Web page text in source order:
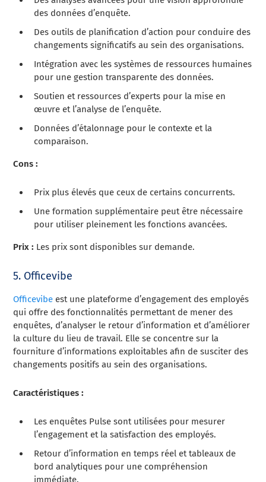
des données d’enquête.
Des outils de planification d’action pour conduire des
changements significatifs au sein des organisations.
Intégration avec les systèmes de ressources humaines
pour une gestion transparente des données.
Soutien et ressources d’experts pour la mise en
œuvre et l’analyse de l’enquête.
Données d’étalonnage pour le contexte et la
comparaison.
Cons :
Prix plus élevés que ceux de certains concurrents.
Une formation supplémentaire peut être nécessaire
pour utiliser pleinement les fonctions avancées.
Prix : Les prix sont disponibles sur demande.
5. Officevibe
Officevibe est une plateforme d’engagement des employés
qui offre des fonctionnalités permettant de mener des
enquêtes, d’analyser le retour d’information et d’améliorer
la culture du lieu de travail. Elle se concentre sur la
fourniture d’informations exploitables afin de susciter des
changements positifs au sein des organisations.
Caractéristiques :
Les enquêtes Pulse sont utilisées pour mesurer
l’engagement et la satisfaction des employés.
Retour d’information en temps réel et tableaux de
bord analytiques pour une compréhension
immédiate.